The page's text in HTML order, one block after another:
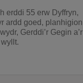
erddi 55 erw Dyffryn,
ardd goed, planhigion
Gerddi’r Gegin a’r